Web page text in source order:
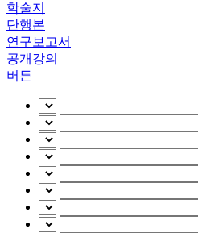
학술지
단행본
연구보고서
공개강의
버튼